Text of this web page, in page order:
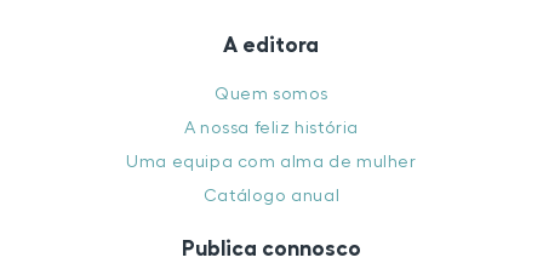
A editora
Quem somos
A nossa feliz história
Uma equipa com alma de mulher
Catálogo anual
Publica connosco